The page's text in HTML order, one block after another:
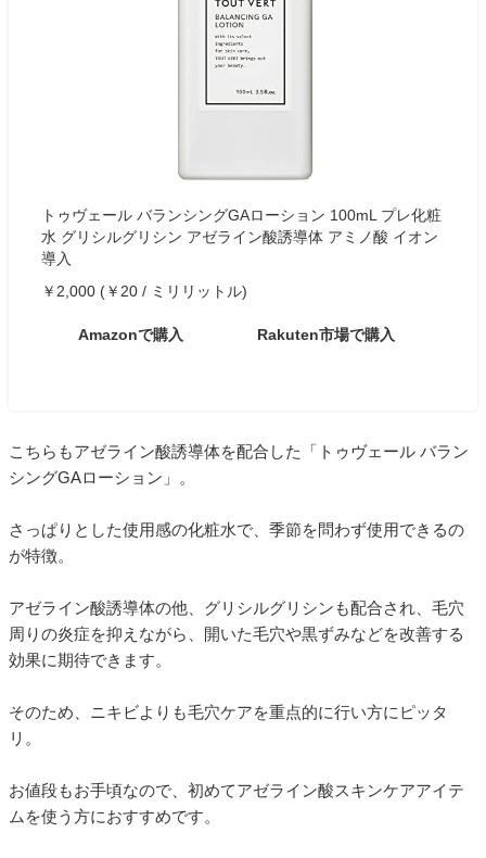
トゥヴェール バランシングGAローション 100mL プレ化粧
水 グリシルグリシン アゼライン酸誘導体 アミノ酸 イオン
導入
￥2,000 (￥20 / ミリリットル)
Amazonで購入 Rakuten市場で購入
こちらもアゼライン酸誘導体を配合した「トゥヴェール バラン
シングGAローション」。
さっぱりとした使用感の化粧水で、季節を問わず使用できるの
が特徴。
アゼライン酸誘導体の他、グリシルグリシンも配合され、毛穴
周りの炎症を抑えながら、開いた毛穴や黒ずみなどを改善する
効果に期待できます。
そのため、ニキビよりも毛穴ケアを重点的に行い方にピッタ
リ。
お値段もお手頃なので、初めてアゼライン酸スキンケアアイテ
ムを使う方におすすめです。